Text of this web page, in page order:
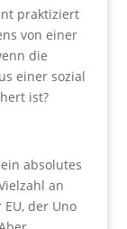
praktiziert
von einer
die
einer sozial
ist?
absolutes
an
der Uno